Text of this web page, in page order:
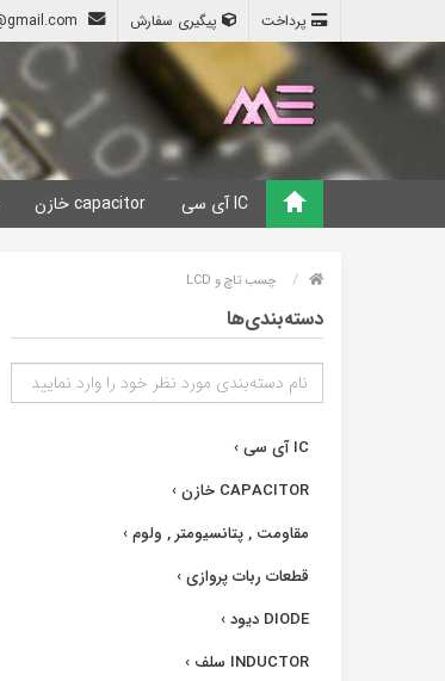
پیگیری سفارش پرداخت
IC آی سی capacitor خازن
چسب تاچ و LCD
دسته‌بندی‌ها
IC آی سی
›
CAPACITOR خازن
›
مقاومت , پتانسیومتر , ولوم›
قطعات ربات پروازی›
DIODE دیود
›
INDUCTOR سلف
›